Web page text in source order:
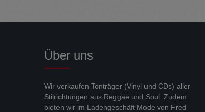
Über uns
Wir verkaufen Tonträger (Vinyl und CDs) aller
Stilrichtungen aus Reggae und Soul. Zudem
bieten wir im Ladengeschäft Mode von Fred